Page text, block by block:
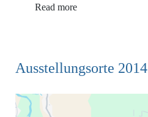
Read more
Ausstellungsorte 2014